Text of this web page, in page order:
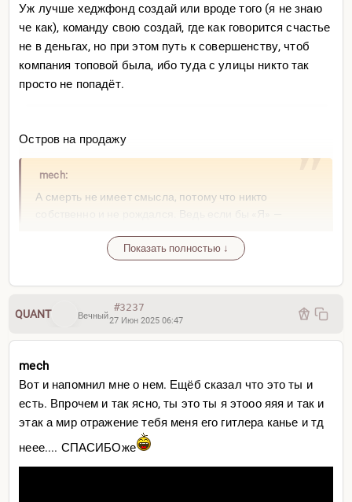
активным здесь. Что-то интересное из сделок
опубликую да прибыль раз в день, а то и в неделю. Да и
вообще устаёшь от активной торговли. Однако, я до сих
пор не люблю субботу и воскресенье, да потому что
скучаю по живому графику, а не спящему! Ну и денежек
ведут к краю, ой не то это и не так оно должно быть!
Так или иначе, а писалось то в самом начале
знакомства со Стёпой и я не совсем был прав.
Уж лучше хеджфонд создай или вроде того (я не знаю
че как), команду свою создай, где как говорится счастье
не в деньгах, но при этом путь к совершенству, чтоб
компания топовой была, ибо туда с улицы никто так
просто не попадёт.
Остров на продажу
mech:
А смерть не имеет смысла, потому что никто
бы задать вопрос по типу «почему Я, это Я? Почему Я
т.д.
Давно его не смотрел. Заипал)
Показать полностью ↓
QUANT Вечный
#3237
27 Июн 2025 06:47
mech
Вот и напомнил мне о нем. Ещёб сказал что это ты и
есть. Впрочем и так ясно, ты это ты я этооо яяя и так и
этак а мир отражение тебя меня его гитлера канье и тд
неее.... СПАСИБОже